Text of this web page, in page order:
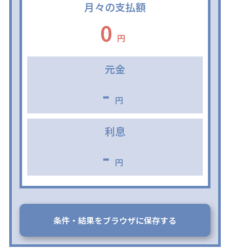
月々の支払額
0 円
元金
- 円
利息
- 円
条件・結果をブラウザに保存する